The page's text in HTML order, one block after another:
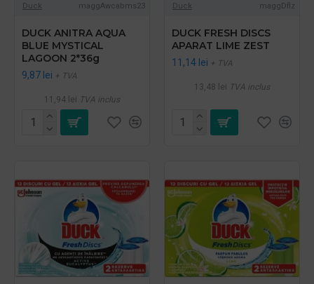
Duck maggAwcabms23
DUCK ANITRA AQUA
BLUE MYSTICAL
LAGOON 2*36g
9,87 lei + TVA
11,94 lei TVA inclus
Duck maggDflz
DUCK FRESH DISCS
APARAT LIME ZEST
11,14 lei + TVA
13,48 lei TVA inclus